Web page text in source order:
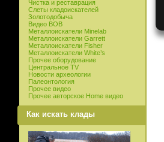
Чистка и реставрация
Слеты кладоискателей
Золотодобыча
Видео ВОВ
Металлоискатели Minelab
Металлоискатели Garrett
Металлоискатели Fisher
Металлоискатели White’s
Прочее оборудование
Центральное TV
Новости археологии
Палеонтология
Прочее видео
Прочее авторское Home видео
Как искать клады